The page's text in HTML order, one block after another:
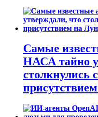
Самые
НАСА тайно
столкнулись